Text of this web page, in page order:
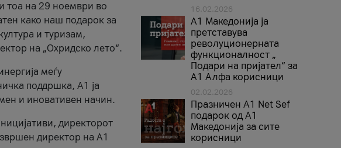
тоа на 29 ноември во
како наш подарок за
и туризам,
на „Охридско лето“.
меѓу
поддршка, A1 ја
и иновативен начин.
директорот
директор на A1
16.02.2026
А1 Македонија ја
претставува
револуционерната
функционалност „
Подари на пријател“ за
А1 Алфа корисници
02.02.2026
Празничен A1 Net Sеf
подарок од А1
Македонија за сите
корисници